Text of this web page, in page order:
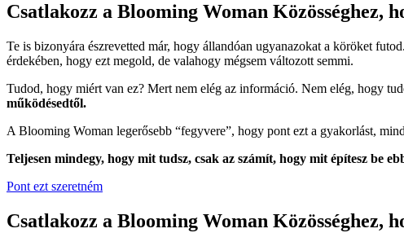
Csatlakozz a Blooming Woman Közösséghez,
Te is bizonyára észrevetted már, hogy állandóan ugyanazokat a köröket
érdekében, hogy ezt megold, de valahogy mégsem változott semmi.
Tudod, hogy miért van ez? Mert nem elég az információ. Nem elég, hogy
működésedtől.
A Blooming Woman legerősebb “fegyvere”, hogy pont ezt a gyakorlást,
Teljesen mindegy, hogy mit tudsz, csak az számít, hogy mit építesz be
Pont ezt szeretném
Csatlakozz a Blooming Woman Közösséghez,